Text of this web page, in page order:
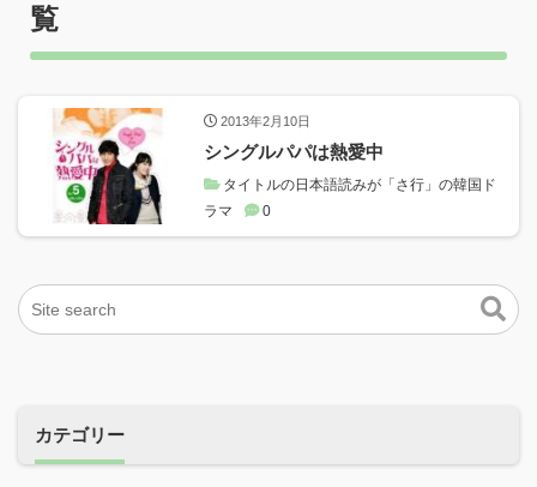
覧
2013年2月10日
シングルパパは熱愛中
タイトルの日本語読みが「さ行」の韓国ド
ラマ
0
カテゴリー